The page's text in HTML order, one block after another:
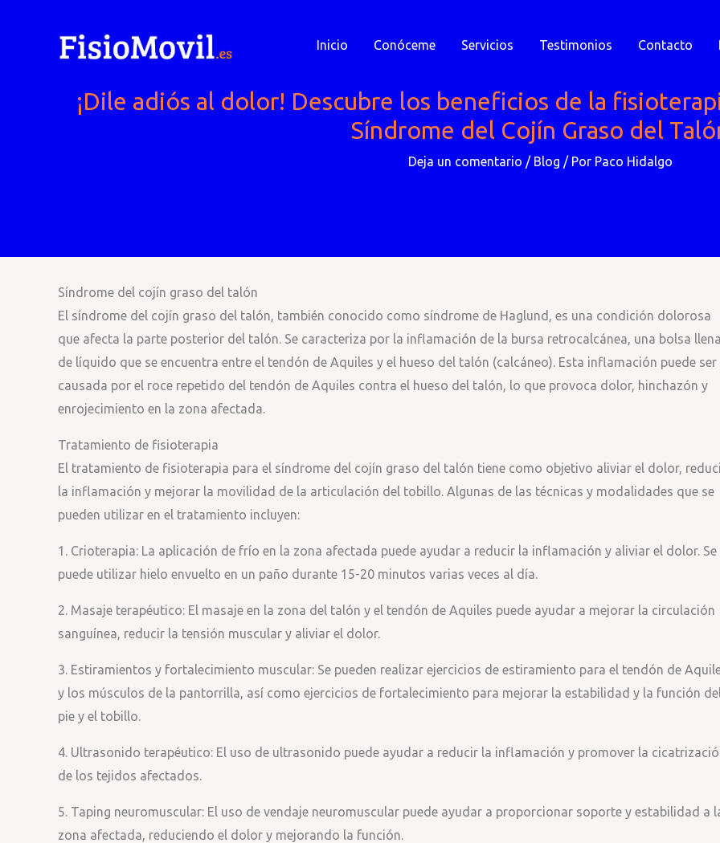
Inicio Conóceme Servicios Testimonios Contacto
¡Dile adiós al dolor! Descubre los beneficios de la
Síndrome del Cojín Graso del
Deja un comentario / Blog / Por Paco Hidalgo
Síndrome del cojín graso del talón
El síndrome del cojín graso del talón, también conocido como síndrome de Haglund, es una condición dolorosa
que afecta la parte posterior del talón. Se caracteriza por la inflamación de la bursa retrocalcánea, una bolsa llena
de líquido que se encuentra entre el tendón de Aquiles y el hueso del talón (calcáneo). Esta inflamación puede ser
causada por el roce repetido del tendón de Aquiles contra el hueso del talón, lo que provoca dolor, hinchazón y
enrojecimiento en la zona afectada.
Tratamiento de fisioterapia
El tratamiento de fisioterapia para el síndrome del cojín graso del talón tiene como objetivo aliviar el dolor,
la inflamación y mejorar la movilidad de la articulación del tobillo. Algunas de las técnicas y modalidades que se
pueden utilizar en el tratamiento incluyen:
1. Crioterapia: La aplicación de frío en la zona afectada puede ayudar a reducir la inflamación y aliviar el dolor. Se
puede utilizar hielo envuelto en un paño durante 15-20 minutos varias veces al día.
2. Masaje terapéutico: El masaje en la zona del talón y el tendón de Aquiles puede ayudar a mejorar la circulación
sanguínea, reducir la tensión muscular y aliviar el dolor.
3. Estiramientos y fortalecimiento muscular: Se pueden realizar ejercicios de estiramiento para el tendón de
y los músculos de la pantorrilla, así como ejercicios de fortalecimiento para mejorar la estabilidad y la función
pie y el tobillo.
4. Ultrasonido terapéutico: El uso de ultrasonido puede ayudar a reducir la inflamación y promover la
de los tejidos afectados.
5. Taping neuromuscular: El uso de vendaje neuromuscular puede ayudar a proporcionar soporte y estabilidad a
zona afectada, reduciendo el dolor y mejorando la función.